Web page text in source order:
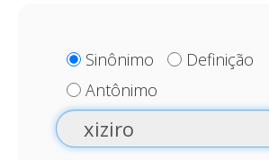
Sinônimo
Definição
Antônimo